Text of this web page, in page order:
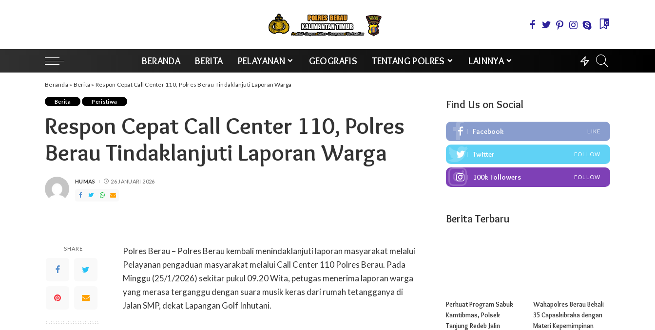
0
BERANDA BERITA PELAYANAN GEOGRAFIS TENTANG POLRES LAINNYA
Beranda » Berita » Respon Cepat Call Center 110, Polres Berau Tindaklanjuti Laporan Warga
Berita Peristiwa
Respon Cepat Call Center 110, Polres
Berau Tindaklanjuti Laporan Warga
POSTED
HUMAS 26 JANUARI 2026
SHARE
Polres Berau – Polres Berau kembali menindaklanjuti laporan masyarakat melalui
Pelayanan pengaduan masyarakat melalui Call Center 110 Polres Berau. Pada
Minggu (25/1/2026) sekitar pukul 09.20 Wita, petugas menerima laporan warga
yang merasa terganggu dengan suara musik keras dari rumah tetangganya di
Jalan SMP, dekat Lapangan Golf Inhutani.
Find Us on Social
Facebook LIKE
Twitter FOLLOW
100k Followers FOLLOW
Berita Terbaru
Perkuat Program Sabuk
Kamtibmas, Polsek
Tanjung Redeb Jalin
Wakapolres Berau Bekali
35 Capaskibraka dengan
Materi Kepemimpinan